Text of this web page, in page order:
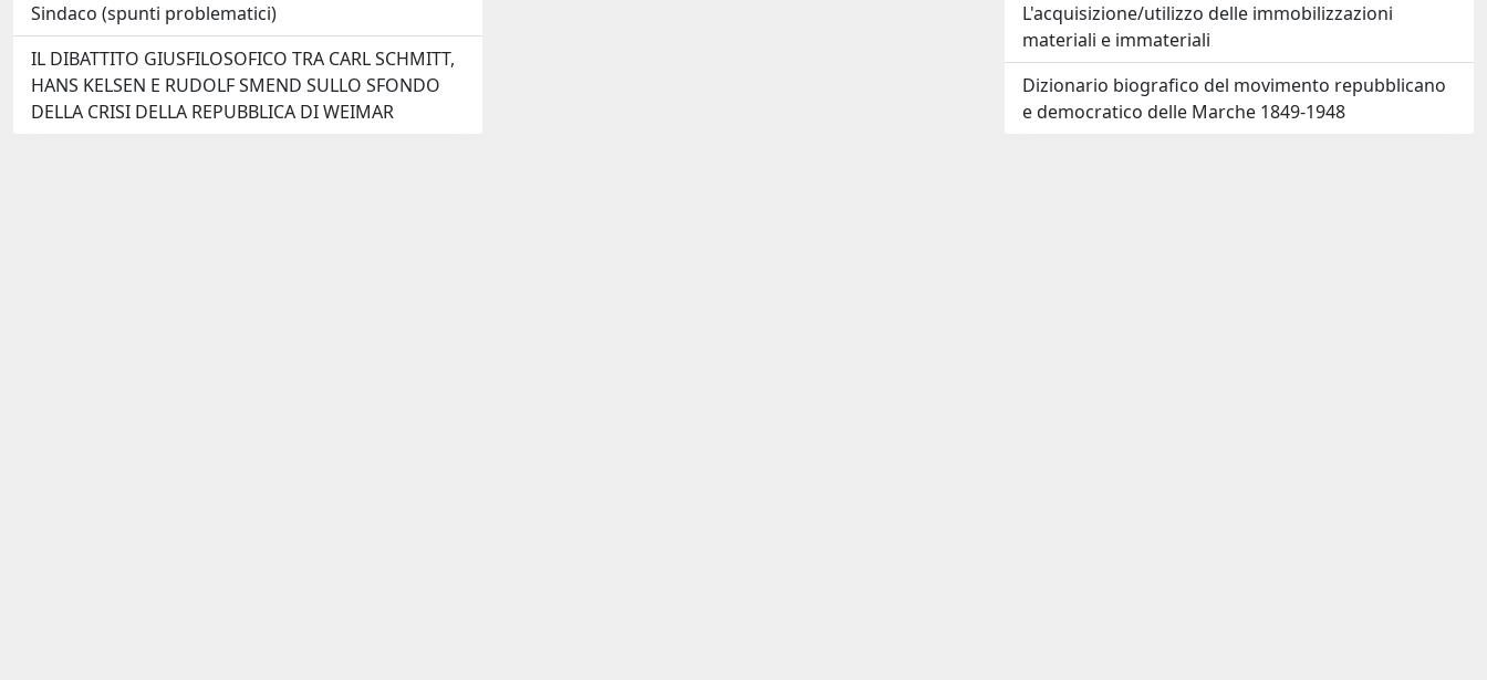
Sindaco (spunti problematici)
IL DIBATTITO GIUSFILOSOFICO TRA CARL SCHMITT,
HANS KELSEN E RUDOLF SMEND SULLO SFONDO
DELLA CRISI DELLA REPUBBLICA DI WEIMAR
L'acquisizione/utilizzo delle immobilizzazioni
materiali e immateriali
Dizionario biografico del movimento repubblicano
e democratico delle Marche 1849-1948